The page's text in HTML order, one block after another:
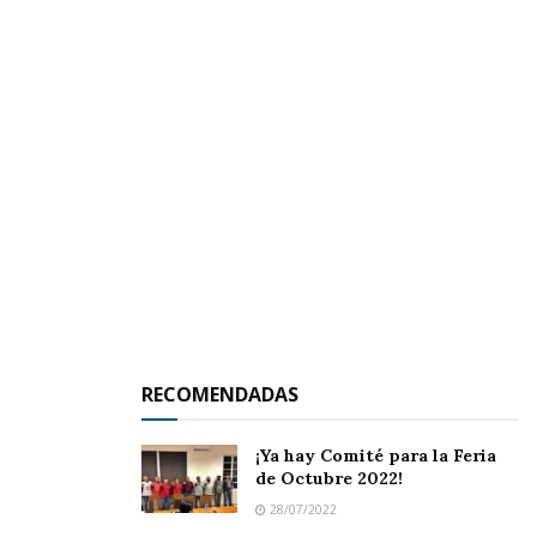
► Además se encuentran delicados
Guadalupe Guzmán y El Cuate Zavalza.
AHUACATLÁN.-En las primeras horas de este
RECOMENDADAS
¡Ya hay Comité para la Feria
de Octubre 2022!
28/07/2022